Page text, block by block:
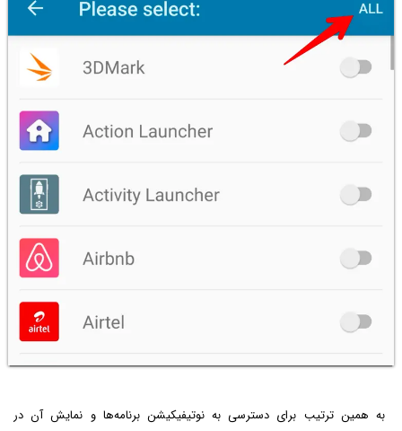
به همین ترتیب برای دسترسی به نوتیفیکیشن برنامه‌ها و نمایش آن در